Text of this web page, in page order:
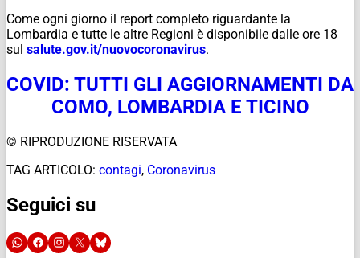
Come ogni giorno il report completo riguardante la
Lombardia e tutte le altre Regioni è disponibile dalle ore 18
sul salute.gov.it/nuovocoronavirus.
COVID: TUTTI GLI AGGIORNAMENTI DA
COMO, LOMBARDIA E TICINO
© RIPRODUZIONE RISERVATA
TAG ARTICOLO: contagi, Coronavirus
Seguici su